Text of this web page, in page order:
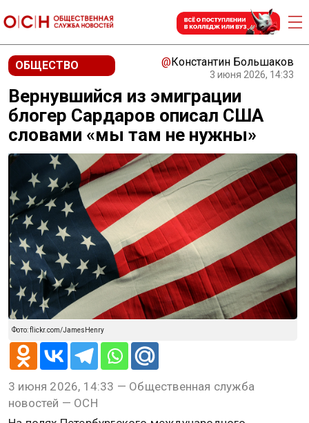
ОБЩЕСТВО @Константин Большаков
3 июня 2026, 14:33
Вернувшийся из эмиграции
блогер Сардаров описал США
словами «мы там не нужны»
Фото: flickr.com/JamesHenry
3 июня 2026, 14:33 — Общественная служба
новостей — ОСН